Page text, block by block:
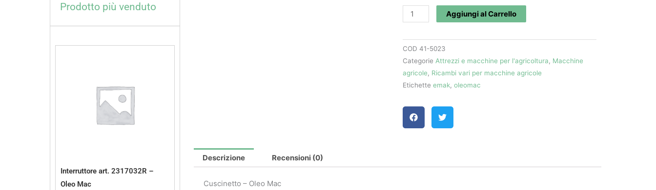
Prodotto più venduto
Interruttore art. 2317032R –
Oleo Mac
3035023R
-
Oleo
Mac
quantità
Aggiungi al Carrello
COD 41-5023
Categorie Attrezzi e macchine per l'agricoltura, Macchine
agricole, Ricambi vari per macchine agricole
Etichette emak, oleomac
Descrizione Recensioni (0)
Cuscinetto – Oleo Mac